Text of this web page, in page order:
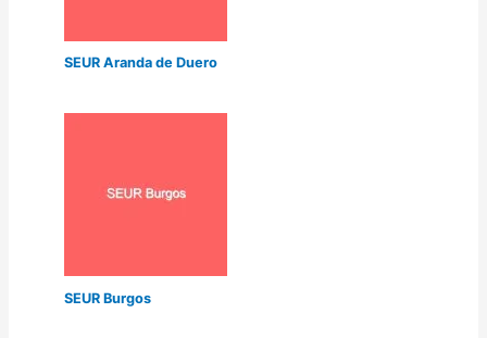
SEUR Aranda de Duero
SEUR Burgos